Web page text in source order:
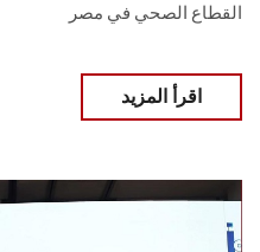
القطاع الصحي في مصر
اقرأ المزيد